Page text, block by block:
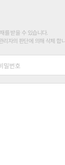
를 받을 수 있습니다.
리자의 판단에 의해 삭제 합